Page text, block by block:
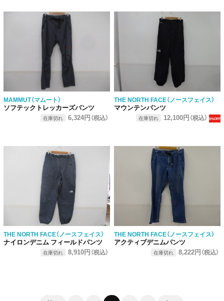
MAMMUT（マムート）
ソフテックトレッカーズパンツ
在庫切れ 6,324円（税込）
THE NORTH FACE（ノースフェイス）
マウンテンパンツ
在庫切れ 12,100円（税込） 8%OFF
THE NORTH FACE（ノースフェイス）
ナイロンデニム フィールドパンツ
在庫切れ 8,910円（税込）
THE NORTH FACE（ノースフェイス）
アクティブデニムパンツ
在庫切れ 8,222円（税込）